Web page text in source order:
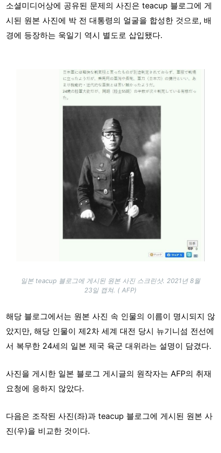
소셜미디어상에 공유된 문제의 사진은 teacup 블로그에 게
시된 원본 사진에 박 전 대통령의 얼굴을 합성한 것으로, 배
경에 등장하는 욱일기 역시 별도로 삽입됐다.
일본 teacup 블로그에 게시된 원본 사진 스크린샷. 2021년 8월
23일 캡쳐. ( AFP)
해당 블로그에서는 원본 사진 속 인물의 이름이 명시되지 않
았지만, 해당 인물이 제2차 세계 대전 당시 뉴기니섬 전선에
서 복무한 24세의 일본 제국 육군 대위라는 설명이 담겼다.
사진을 게시한 일본 블로그 게시글의 원작자는 AFP의 취재
요청에 응하지 않았다.
다음은 조작된 사진(좌)과 teacup 블로그에 게시된 원본 사
진(우)을 비교한 것이다.